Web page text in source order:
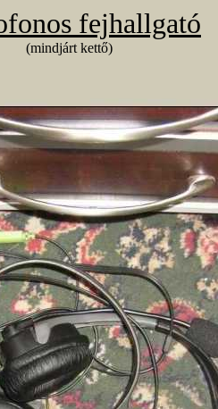
fejhallgató
(mindjárt kettő)